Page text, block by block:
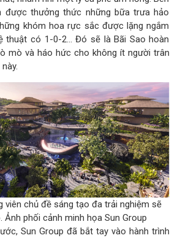
được thưởng thức những bữa trưa hảo
khóm hoa rực sắc được lặng ngắm
thuật có 1-0-2… Đó sẽ là Bãi Sao hoàn
mò và háo hức cho không ít người trân
viên chủ đề sáng tạo đa trải nghiệm sẽ
Ảnh phối cảnh minh họa Sun Group
Sun Group đã bắt tay vào hành trình